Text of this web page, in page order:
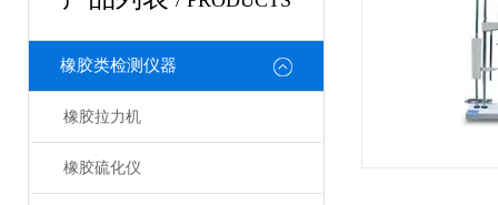
橡胶类检测仪器
橡胶拉力机
橡胶硫化仪